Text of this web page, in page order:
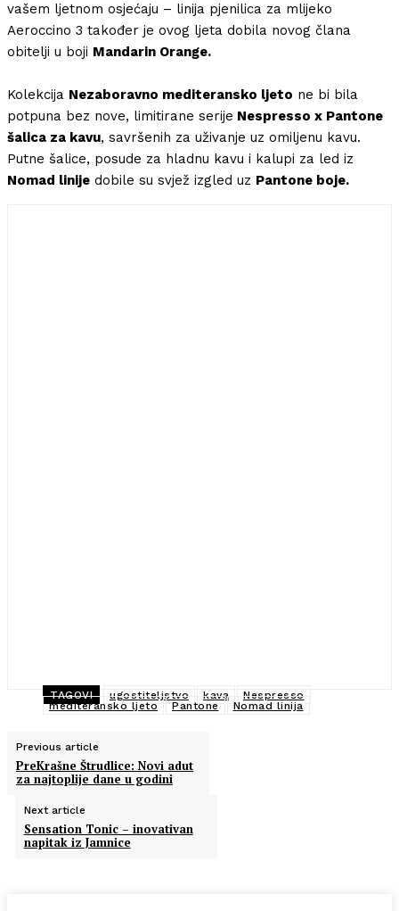
vašem ljetnom osjećaju – linija pjenilica za mlijeko
Aeroccino 3 također je ovog ljeta dobila novog člana
obitelji u boji Mandarin Orange.
Kolekcija Nezaboravno mediteransko ljeto ne bi bila
potpuna bez nove, limitirane serije Nespresso x Pantone
šalica za kavu, savršenih za uživanje uz omiljenu kavu.
Putne šalice, posude za hladnu kavu i kalupi za led iz
Nomad linije dobile su svjež izgled uz Pantone boje.
TAGOVI ugostiteljstvo kava
Nespresso
mediteransko ljeto
Pantone Nomad linija
Previous article
PreKrašne Štrudlice: Novi adut
za najtoplije dane u godini
Next article
Sensation Tonic – inovativan
napitak iz Jamnice